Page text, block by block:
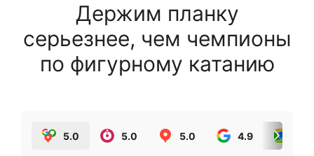
Держим планку
серьезнее, чем чемпионы
по фигурному катанию
5.0 5.0 5.0 4.9